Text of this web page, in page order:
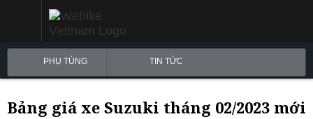
PHỤ TÙNG TIN TỨC
Bảng giá xe Suzuki tháng 02/2023 mới